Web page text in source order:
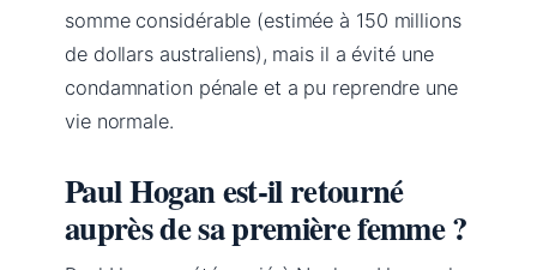
somme considérable (estimée à 150 millions
de dollars australiens), mais il a évité une
condamnation pénale et a pu reprendre une
vie normale.
Paul Hogan est-il retourné
auprès de sa première femme ?